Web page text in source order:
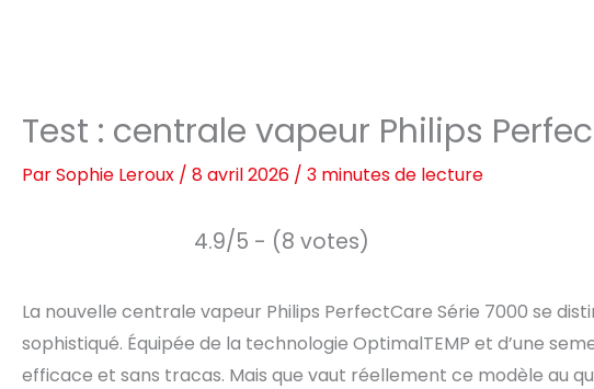
Test : centrale vapeur Philips
ParSophie Leroux / 8 avril 2026 / 3 minutes de lecture
4.9/5 - (8 votes)
La nouvelle centrale vapeur Philips PerfectCare Série 7000 se
sophistiqué. Équipée de la technologie OptimalTEMP et d’une
efficace et sans tracas. Mais que vaut réellement ce modèle au